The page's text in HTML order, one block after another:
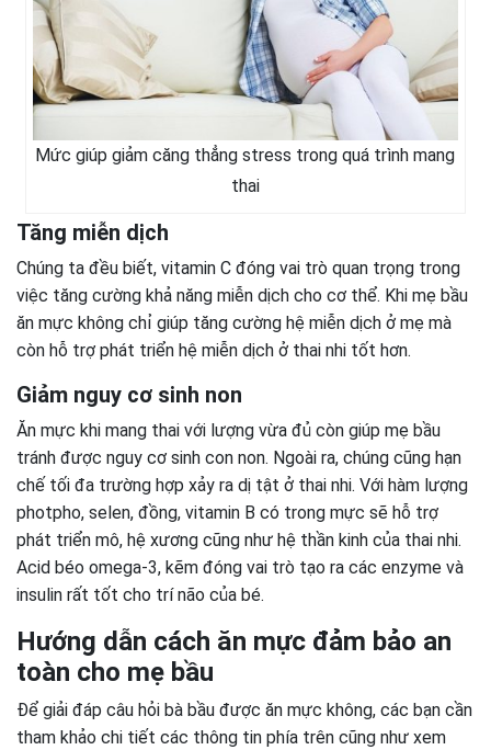
Mức giúp giảm căng thẳng stress trong quá trình mang
thai
Tăng miễn dịch
Chúng ta đều biết, vitamin C đóng vai trò quan trọng trong
việc tăng cường khả năng miễn dịch cho cơ thể. Khi mẹ bầu
ăn mực không chỉ giúp tăng cường hệ miễn dịch ở mẹ mà
còn hỗ trợ phát triển hệ miễn dịch ở thai nhi tốt hơn.
Giảm nguy cơ sinh non
Ăn mực khi mang thai với lượng vừa đủ còn giúp mẹ bầu
tránh được nguy cơ sinh con non. Ngoài ra, chúng cũng hạn
chế tối đa trường hợp xảy ra dị tật ở thai nhi. Với hàm lượng
photpho, selen, đồng, vitamin B có trong mực sẽ hỗ trợ
phát triển mô, hệ xương cũng như hệ thần kinh của thai nhi.
Acid béo omega-3, kẽm đóng vai trò tạo ra các enzyme và
insulin rất tốt cho trí não của bé.
Hướng dẫn cách ăn mực đảm bảo an
toàn cho mẹ bầu
Để giải đáp câu hỏi bà bầu được ăn mực không, các bạn cần
tham khảo chi tiết các thông tin phía trên cũng như xem